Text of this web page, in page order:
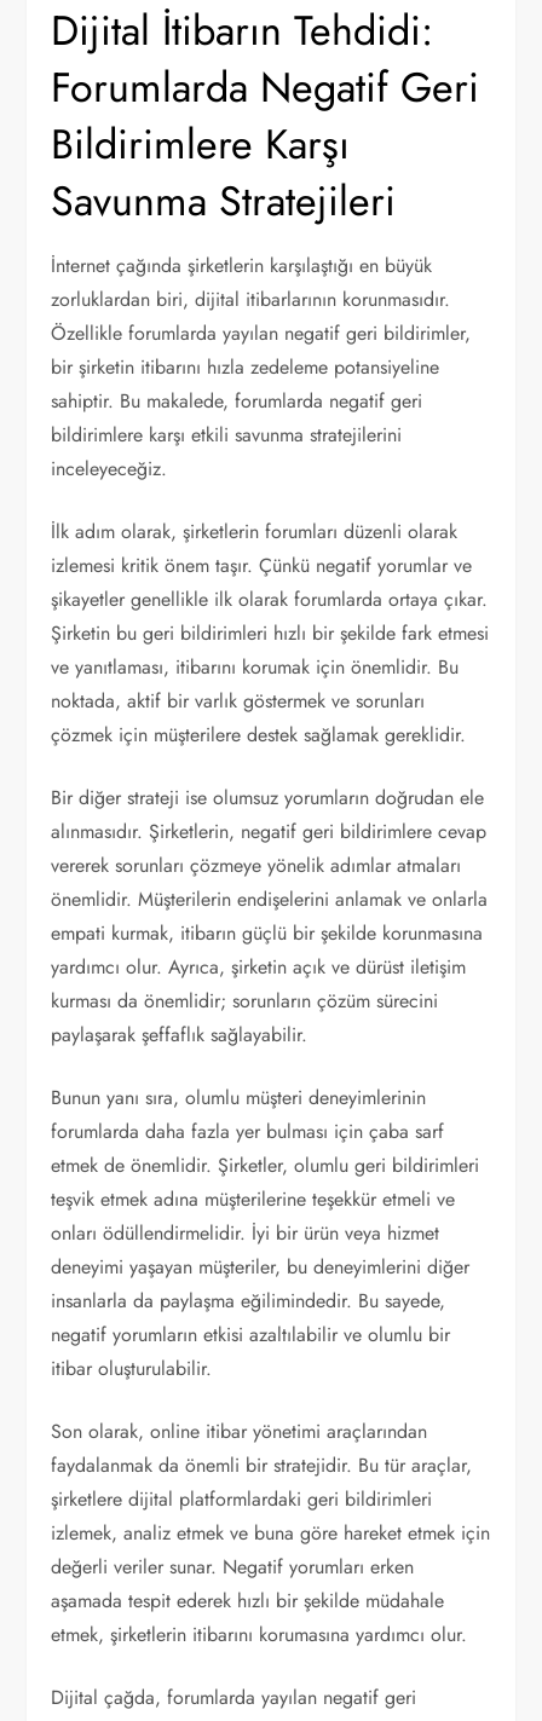
Dijital İtibarın Tehdidi:
Forumlarda Negatif Geri
Bildirimlere Karşı
Savunma Stratejileri
İnternet çağında şirketlerin karşılaştığı en büyük
zorluklardan biri, dijital itibarlarının korunmasıdır.
Özellikle forumlarda yayılan negatif geri bildirimler,
bir şirketin itibarını hızla zedeleme potansiyeline
sahiptir. Bu makalede, forumlarda negatif geri
bildirimlere karşı etkili savunma stratejilerini
inceleyeceğiz.
İlk adım olarak, şirketlerin forumları düzenli olarak
izlemesi kritik önem taşır. Çünkü negatif yorumlar ve
şikayetler genellikle ilk olarak forumlarda ortaya çıkar.
Şirketin bu geri bildirimleri hızlı bir şekilde fark etmesi
ve yanıtlaması, itibarını korumak için önemlidir. Bu
noktada, aktif bir varlık göstermek ve sorunları
çözmek için müşterilere destek sağlamak gereklidir.
Bir diğer strateji ise olumsuz yorumların doğrudan ele
alınmasıdır. Şirketlerin, negatif geri bildirimlere cevap
vererek sorunları çözmeye yönelik adımlar atmaları
önemlidir. Müşterilerin endişelerini anlamak ve onlarla
empati kurmak, itibarın güçlü bir şekilde korunmasına
yardımcı olur. Ayrıca, şirketin açık ve dürüst iletişim
kurması da önemlidir; sorunların çözüm sürecini
paylaşarak şeffaflık sağlayabilir.
Bunun yanı sıra, olumlu müşteri deneyimlerinin
forumlarda daha fazla yer bulması için çaba sarf
etmek de önemlidir. Şirketler, olumlu geri bildirimleri
teşvik etmek adına müşterilerine teşekkür etmeli ve
onları ödüllendirmelidir. İyi bir ürün veya hizmet
deneyimi yaşayan müşteriler, bu deneyimlerini diğer
insanlarla da paylaşma eğilimindedir. Bu sayede,
negatif yorumların etkisi azaltılabilir ve olumlu bir
itibar oluşturulabilir.
Son olarak, online itibar yönetimi araçlarından
faydalanmak da önemli bir stratejidir. Bu tür araçlar,
şirketlere dijital platformlardaki geri bildirimleri
izlemek, analiz etmek ve buna göre hareket etmek için
değerli veriler sunar. Negatif yorumları erken
aşamada tespit ederek hızlı bir şekilde müdahale
etmek, şirketlerin itibarını korumasına yardımcı olur.
Dijital çağda, forumlarda yayılan negatif geri